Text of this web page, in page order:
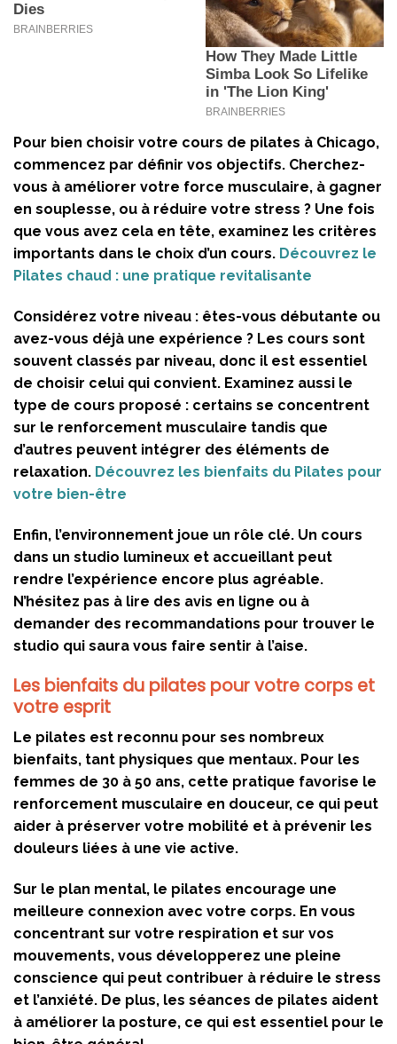
Pour bien choisir votre cours de pilates à Chicago,
commencez par définir vos objectifs. Cherchez-
vous à améliorer votre force musculaire, à gagner
en souplesse, ou à réduire votre stress ? Une fois
que vous avez cela en tête, examinez les critères
importants dans le choix d’un cours. Découvrez le
Pilates chaud : une pratique revitalisante
Considérez votre niveau : êtes-vous débutante ou
avez-vous déjà une expérience ? Les cours sont
souvent classés par niveau, donc il est essentiel
de choisir celui qui convient. Examinez aussi le
type de cours proposé : certains se concentrent
sur le renforcement musculaire tandis que
d’autres peuvent intégrer des éléments de
relaxation. Découvrez les bienfaits du Pilates pour
votre bien-être
Enfin, l’environnement joue un rôle clé. Un cours
dans un studio lumineux et accueillant peut
rendre l’expérience encore plus agréable.
N’hésitez pas à lire des avis en ligne ou à
demander des recommandations pour trouver le
studio qui saura vous faire sentir à l’aise.
Les bienfaits du pilates pour votre corps et
votre esprit
Le pilates est reconnu pour ses nombreux
bienfaits, tant physiques que mentaux. Pour les
femmes de 30 à 50 ans, cette pratique favorise le
renforcement musculaire en douceur, ce qui peut
aider à préserver votre mobilité et à prévenir les
douleurs liées à une vie active.
Sur le plan mental, le pilates encourage une
meilleure connexion avec votre corps. En vous
concentrant sur votre respiration et sur vos
mouvements, vous développerez une pleine
conscience qui peut contribuer à réduire le stress
et l’anxiété. De plus, les séances de pilates aident
à améliorer la posture, ce qui est essentiel pour le